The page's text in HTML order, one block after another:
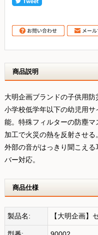
商品説明
大明企画ブランドの子供用防
小学校低学年以下の幼児用
能。特殊フィルターの防塵マ
加工で火災の熱を反射させ
外部の音がはっきり聞こえ
バー対応。
商品仕様
製品名: 【大明企画】